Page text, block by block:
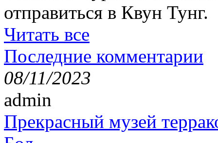
отправиться в Квун Тунг.
Читать все
Последние комментарии
08/11/2023
admin
Прекрасный музей